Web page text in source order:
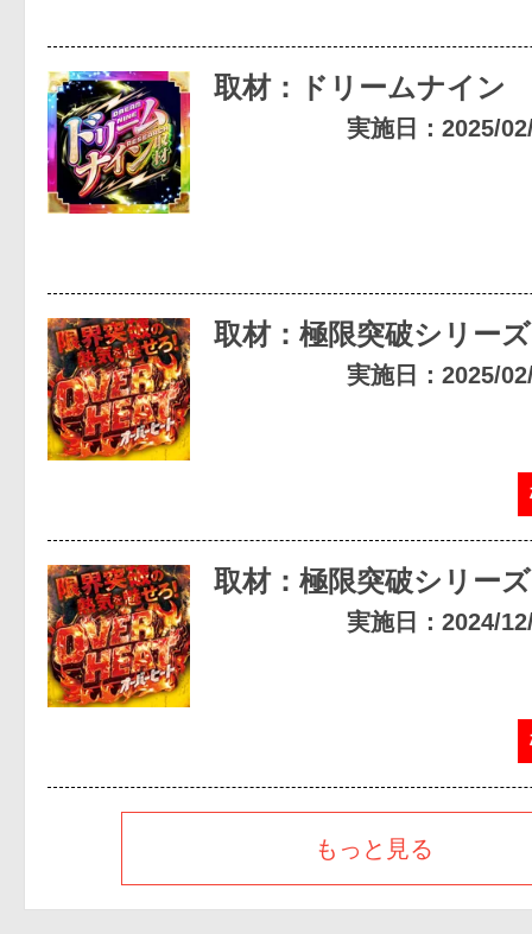
取材：ドリームナイン
実施日：2025/
取材：極限突破シリーズ
実施日：2025/
取材：極限突破シリーズ
実施日：2024/
もっと見る